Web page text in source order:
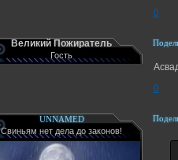
0
Великий Пожиратель
Гость
0
UNNAMED
Свиньям нет дела до законов!